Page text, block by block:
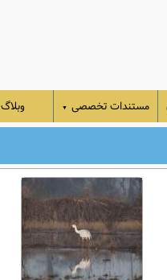
مستندات تخصصی ▼ وبلاگ